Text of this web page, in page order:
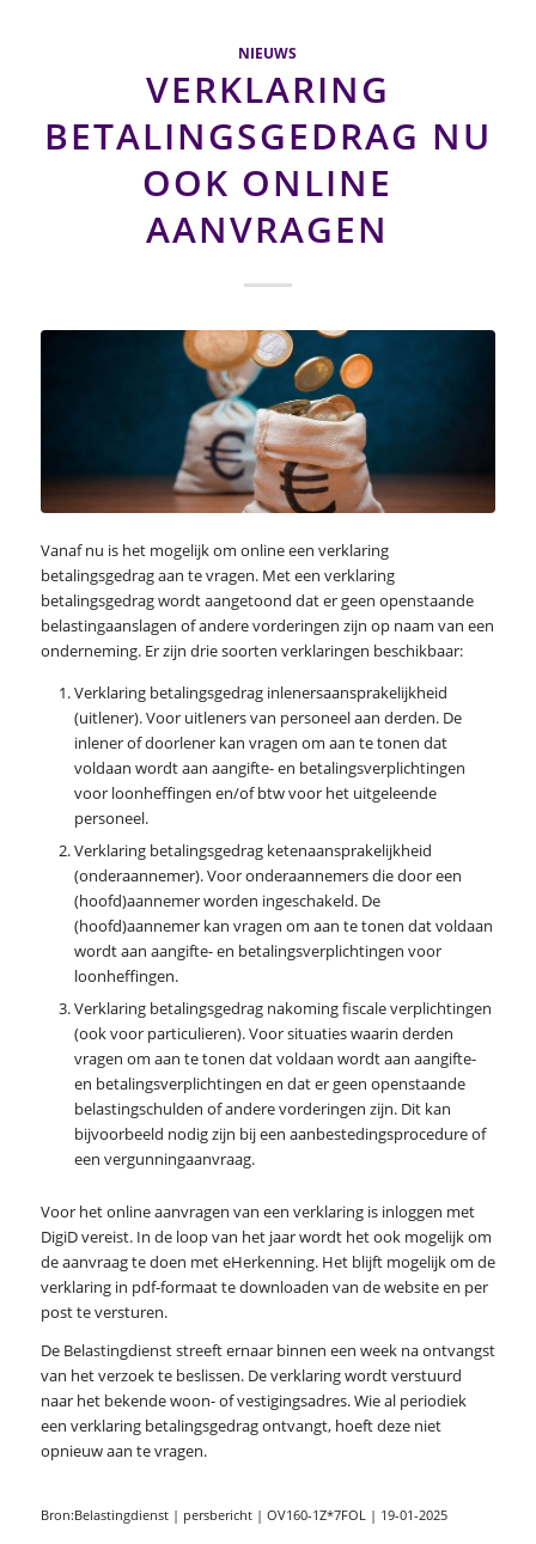
NIEUWS
VERKLARING
BETALINGSGEDRAG NU
OOK ONLINE
AANVRAGEN
Vanaf nu is het mogelijk om online een verklaring
betalingsgedrag aan te vragen. Met een verklaring
betalingsgedrag wordt aangetoond dat er geen openstaande
belastingaanslagen of andere vorderingen zijn op naam van een
onderneming. Er zijn drie soorten verklaringen beschikbaar:
Verklaring betalingsgedrag inlenersaansprakelijkheid
(uitlener). Voor uitleners van personeel aan derden. De
inlener of doorlener kan vragen om aan te tonen dat
voldaan wordt aan aangifte- en betalingsverplichtingen
voor loonheffingen en/of btw voor het uitgeleende
personeel.
Verklaring betalingsgedrag ketenaansprakelijkheid
(onderaannemer). Voor onderaannemers die door een
(hoofd)aannemer worden ingeschakeld. De
(hoofd)aannemer kan vragen om aan te tonen dat voldaan
wordt aan aangifte- en betalingsverplichtingen voor
loonheffingen.
Verklaring betalingsgedrag nakoming fiscale verplichtingen
(ook voor particulieren). Voor situaties waarin derden
vragen om aan te tonen dat voldaan wordt aan aangifte-
en betalingsverplichtingen en dat er geen openstaande
belastingschulden of andere vorderingen zijn. Dit kan
bijvoorbeeld nodig zijn bij een aanbestedingsprocedure of
een vergunningaanvraag.
Voor het online aanvragen van een verklaring is inloggen met
DigiD vereist. In de loop van het jaar wordt het ook mogelijk om
de aanvraag te doen met eHerkenning. Het blijft mogelijk om de
verklaring in pdf-formaat te downloaden van de website en per
post te versturen.
De Belastingdienst streeft ernaar binnen een week na ontvangst
van het verzoek te beslissen. De verklaring wordt verstuurd
naar het bekende woon- of vestigingsadres. Wie al periodiek
een verklaring betalingsgedrag ontvangt, hoeft deze niet
opnieuw aan te vragen.
Bron:Belastingdienst | persbericht | OV160-1Z*7FOL | 19-01-2025